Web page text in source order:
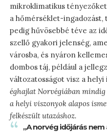
mikroklimatikus
a hőmérséklet-
pedig hűvösebbé téve az
szellő gyakori jelenség,
városba, és nyáron
dombos táj, például a
változatosságot visz a
éghajlat Norvégiában mindig
a helyi viszonyok alapos
felkészült utazáshoz.
„A norvég időjárás